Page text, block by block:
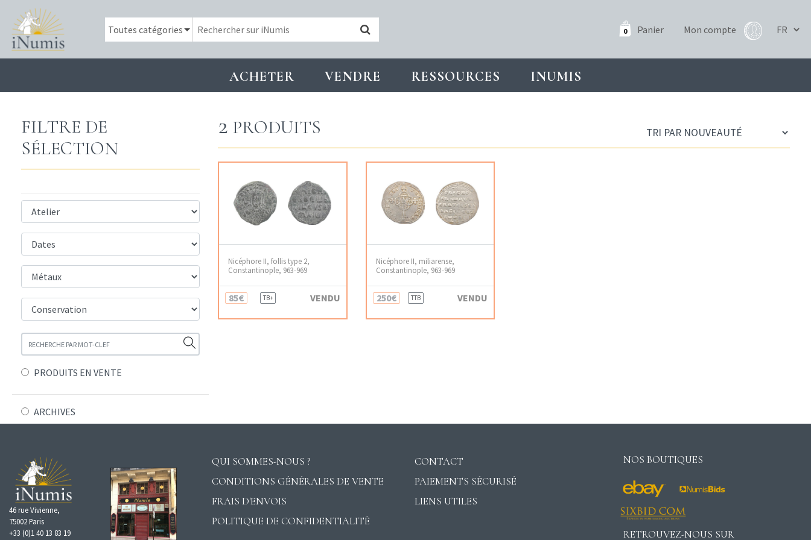
0 Panier Mon compte
ACHETER VENDRE RESSOURCES INUMIS
FILTRE DE
SÉLECTION
PRODUITS EN VENTE
ARCHIVES
2 PRODUITS
Nicéphore II, follis type 2,
Constantinople, 963-969
85€ TB+ VENDU
Nicéphore II, miliarense,
Constantinople, 963-969
250€ TTB VENDU
46 rue Vivienne,
75002 Paris
+33 (0)1 40 13 83 19
QUI SOMMES-NOUS ?
CONDITIONS GÉNÉRALES DE VENTE
FRAIS D'ENVOIS
POLITIQUE DE CONFIDENTIALITÉ
CONTACT
PAIEMENTS SÉCURISÉ
LIENS UTILES
NOS BOUTIQUES
RETROUVEZ-NOUS SUR